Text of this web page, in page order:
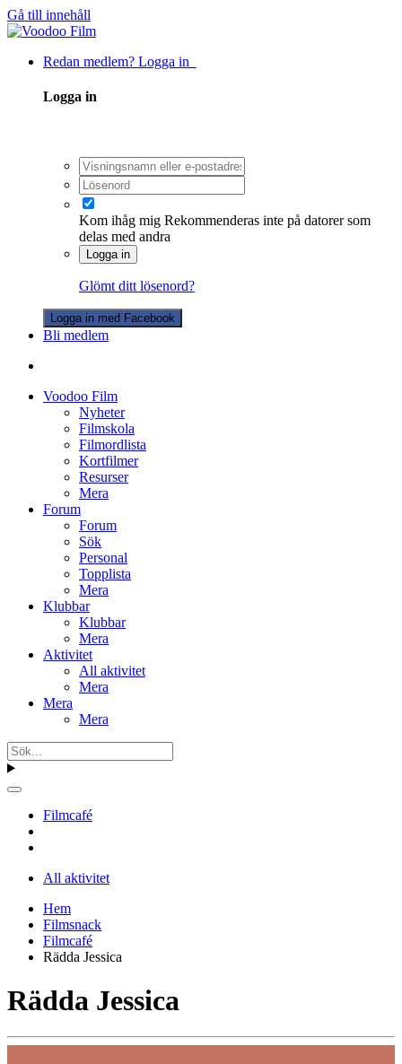
Gå till innehåll
Redan medlem? Logga in
Logga in
Kom ihåg mig Rekommenderas inte på datorer som
delas med andra
Logga in
Glömt ditt lösenord?
Logga in med Facebook
Bli medlem
Voodoo Film
Nyheter
Filmskola
Filmordlista
Kortfilmer
Resurser
Mera
Forum
Forum
Sök
Personal
Topplista
Mera
Klubbar
Klubbar
Mera
Aktivitet
All aktivitet
Mera
Mera
Mera
Filmcafé
All aktivitet
Hem
Filmsnack
Filmcafé
Rädda Jessica
Rädda Jessica